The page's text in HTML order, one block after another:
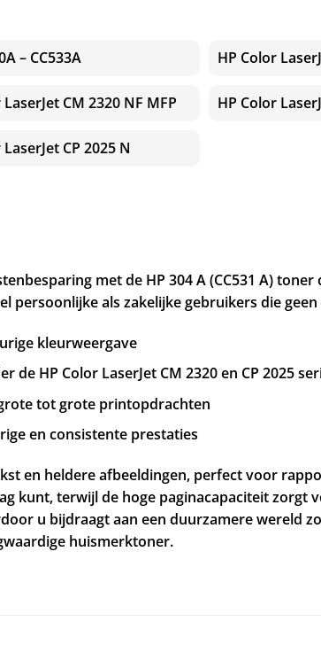
– CC533A HP Color
CM 2320 NF MFP HP Color
CP 2025 N
met de HP 304 A (CC531 A)
persoonlijke als zakelijke gebruikers die
kleurweergave
HP Color LaserJet CM 2320 en CP 2025
tot grote printopdrachten
en consistente prestaties
en heldere afbeeldingen, perfect voor
kunt, terwijl de hoge paginacapaciteit zorgt
u bijdraagt aan een duurzamere wereld
huismerktoner.